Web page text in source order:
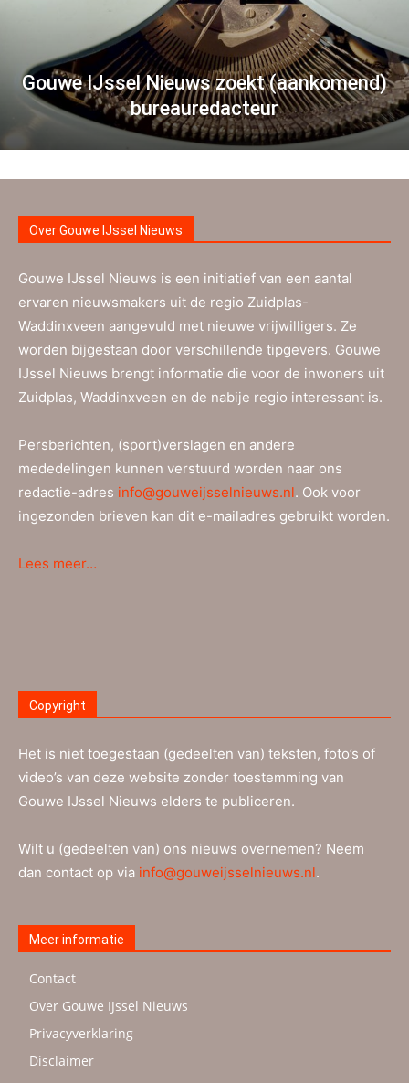
Gouwe IJssel Nieuws zoekt (aankomend)
bureauredacteur
Over Gouwe IJssel Nieuws
Gouwe IJssel Nieuws is een initiatief van een aantal
ervaren nieuwsmakers uit de regio Zuidplas-
Waddinxveen aangevuld met nieuwe vrijwilligers. Ze
worden bijgestaan door verschillende tipgevers. Gouwe
IJssel Nieuws brengt informatie die voor de inwoners uit
Zuidplas, Waddinxveen en de nabije regio interessant is.
Persberichten, (sport)verslagen en andere
mededelingen kunnen verstuurd worden naar ons
redactie-adres info@gouweijsselnieuws.nl. Ook voor
ingezonden brieven kan dit e-mailadres gebruikt worden.
Lees meer…
Copyright
Het is niet toegestaan (gedeelten van) teksten, foto’s of
video’s van deze website zonder toestemming van
Gouwe IJssel Nieuws elders te publiceren.
Wilt u (gedeelten van) ons nieuws overnemen? Neem
dan contact op via info@gouweijsselnieuws.nl.
Meer informatie
Contact
Over Gouwe IJssel Nieuws
Privacyverklaring
Disclaimer